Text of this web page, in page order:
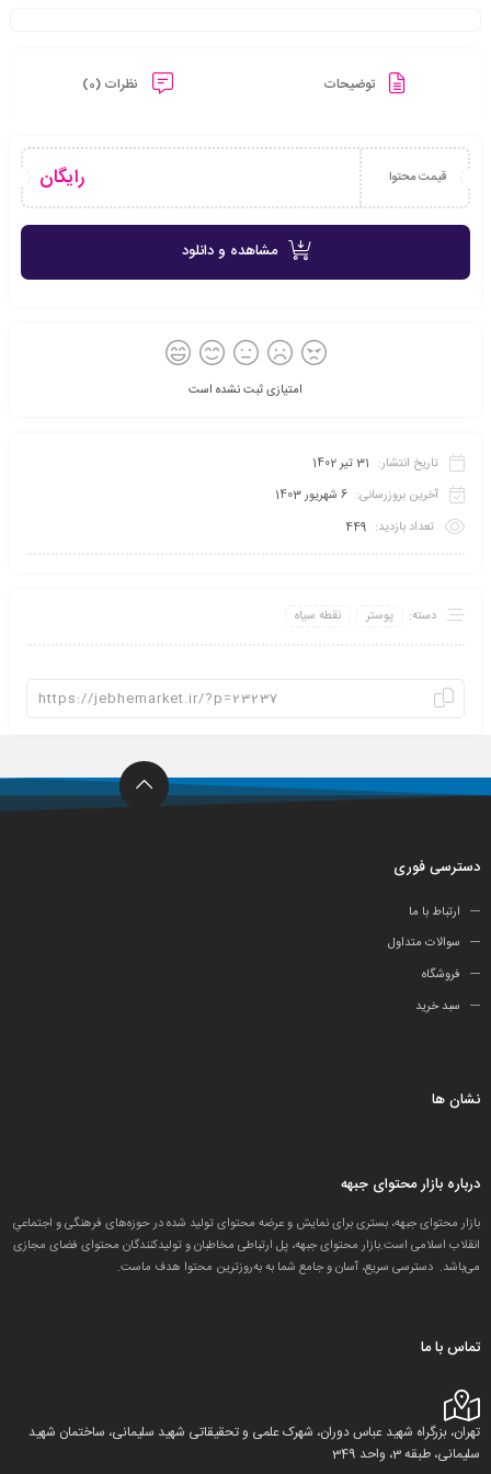
توضیحات نظرات (0)
قیمت محتوا رایگان
مشاهده و دانلود
امتیازی ثبت نشده است
تاریخ انتشار: 31 تیر 1402
آخرین بروزرسانی: 6 شهریور 1403
تعداد بازدید: 449
دسته: پوستر نقطه سیاه
دسترسی فوری
ارتباط با ما
سوالات متداول
فروشگاه
سبد خرید
نشان ها
درباره بازار محتوای جبهه
بازار محتوای جبهه، بستری برای نمایش و عرضه محتوای تولید شده در حوزه‌های فرهنگی و اجتماعیِ
انقلاب اسلامی است.بازار محتوای جبهه، پل ارتباطی مخاطبان و تولید‌کنندگان محتوای فضای مجازی
می‌باشد. دسترسی سریع، آسان و جامع شما به به‌روزترین محتوا هدف ماست.
تماس با ما
تهران، بزرگراه شهید عباس دوران، شهرک علمی و تحقیقاتی شهید سلیمانی، ساختمان شهید
سلیمانی، طبقه 3، واحد 349